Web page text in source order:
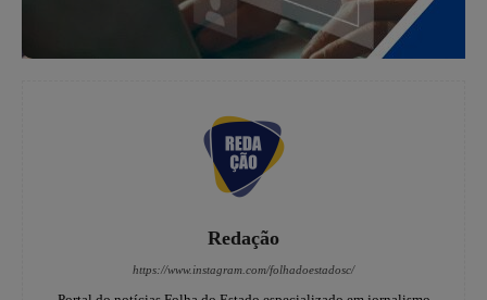
Redação
https://www.instagram.com/folhadoestadosc/